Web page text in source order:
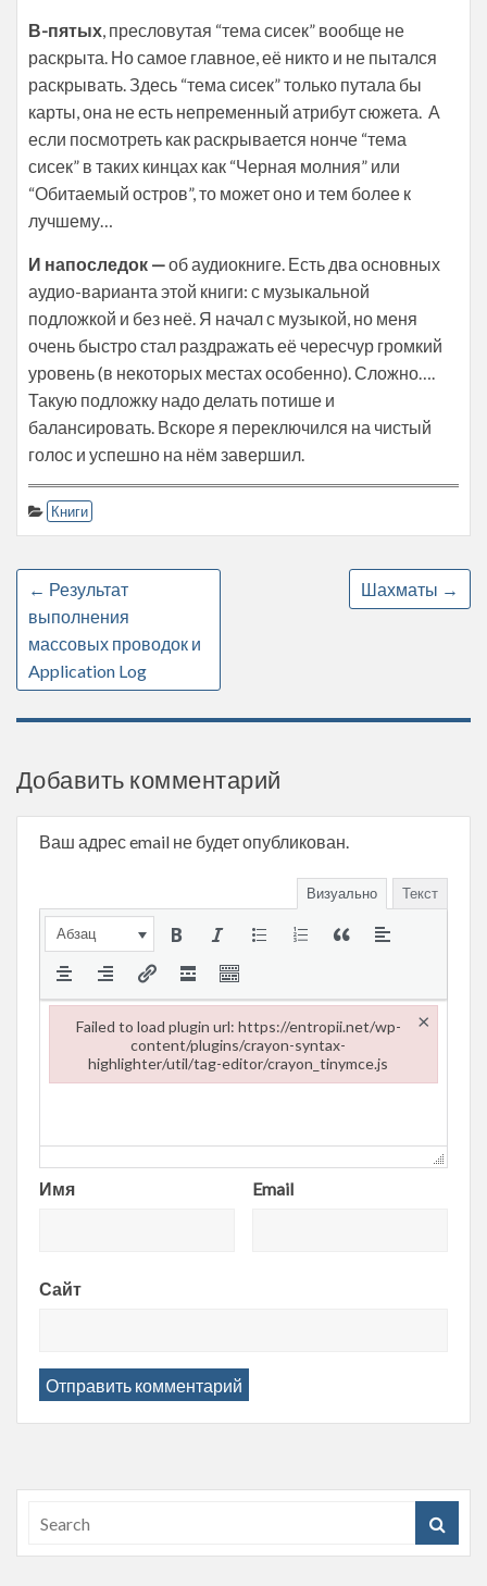
В-пятых, пресловутая “тема сисек” вообще не
раскрыта. Но самое главное, её никто и не пытался
раскрывать. Здесь “тема сисек” только путала бы
карты, она не есть непременный атрибут сюжета. А
если посмотреть как раскрывается нонче “тема
сисек” в таких кинцах как “Черная молния” или
“Обитаемый остров”, то может оно и тем более к
лучшему…
И напоследок —об аудиокниге. Есть два основных
аудио-варианта этой книги: с музыкальной
подложкой и без неё. Я начал с музыкой, но меня
очень быстро стал раздражать её чересчур громкий
уровень (в некоторых местах особенно). Сложно….
Такую подложку надо делать потише и
балансировать. Вскоре я переключился на чистый
голос и успешно на нём завершил.
Книги
← Результат
выполнения
массовых проводок и
Application Log
Шахматы →
Добавить комментарий
Ваш адрес email не будет опубликован.
Визуально Текст
Абзац
Имя Email
Сайт
Failed to load plugin url: https://entropii.net/wp-
content/plugins/crayon-syntax-
highlighter/util/tag-editor/crayon_tinymce.js
×
Failed to load plugin url: https://entropii.net/wp-content/